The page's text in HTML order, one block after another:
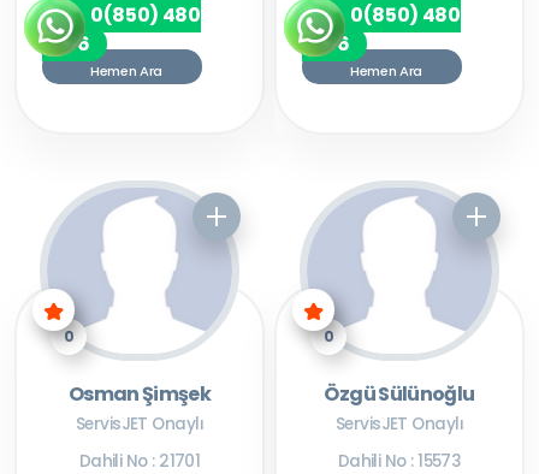
0(850) 480
7256
Hemen Ara
0(850) 480
7256
Hemen Ara
0
Osman Şimşek
ServisJET Onaylı
Dahili No : 21701
0
Özgü Sülünoğlu
ServisJET Onaylı
Dahili No : 15573